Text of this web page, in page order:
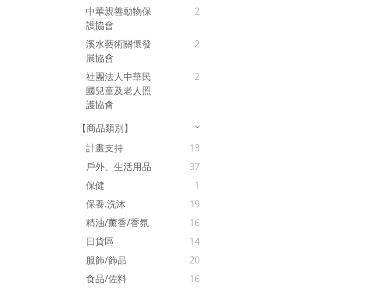
中華親善動物保
護協會
2
溪水藝術關懷發
展協會
2
社團法人中華民
國兒童及老人照
護協會
2
【商品類別】
計畫支持
13
戶外、生活用品
37
保健
1
保養.洗沐
19
精油/薰香/香氛
16
日貨區
14
服飾/飾品
20
食品/佐料
16